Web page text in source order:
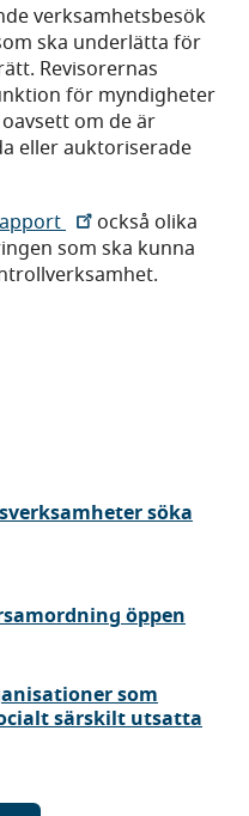
verksamhetsbesök
ska underlätta för
Revisorernas
för myndigheter
om de är
eller auktoriserade
också olika
som ska kunna
söka
öppen
som
särskilt utsatta